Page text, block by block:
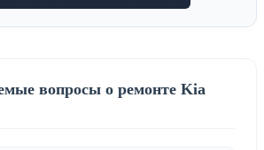
вопросы о ремонте Kia